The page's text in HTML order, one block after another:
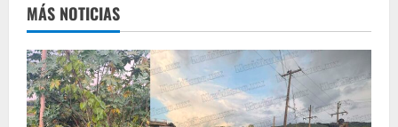
l
e
y
MÁS NOTICIAS